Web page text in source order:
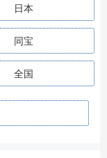
日本
同宝
全国